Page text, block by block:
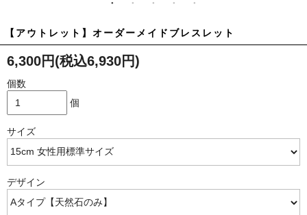
【アウトレット】オーダーメイドブレスレット
6,300円(税込6,930円)
個数
個
サイズ
デザイン